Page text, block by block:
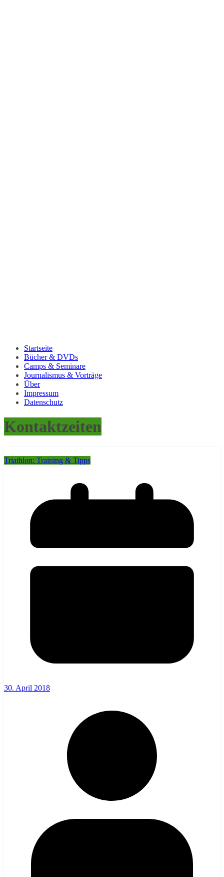
Startseite
Bücher & DVDs
Camps & Seminare
Journalismus & Vorträge
Über
Impressum
Datenschutz
Kontaktzeiten
Triathlon: Training & Tipps
30. April 2018